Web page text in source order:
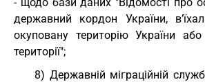
державний кордон України,
окуповану територію України
території";
8) Державній міграційній